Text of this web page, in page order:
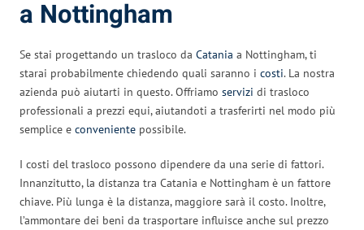
a Nottingham
Se stai progettando un trasloco da Catania a Nottingham, ti
starai probabilmente chiedendo quali saranno i costi. La nostra
azienda può aiutarti in questo. Offriamo servizi di trasloco
professionali a prezzi equi, aiutandoti a trasferirti nel modo più
semplice e conveniente possibile.
I costi del trasloco possono dipendere da una serie di fattori.
Innanzitutto, la distanza tra Catania e Nottingham è un fattore
chiave. Più lunga è la distanza, maggiore sarà il costo. Inoltre,
l’ammontare dei beni da trasportare influisce anche sul prezzo